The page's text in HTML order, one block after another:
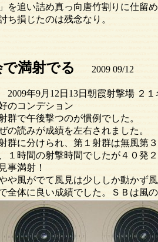
を追い詰め真っ向唐竹割りに仕留
ち損じたのは残念なり。
で満射でる 2009 09/12
年9月12日13日朝霞射撃場 ２１
コンデション
群で午後撃つのが慣例でした。
の読みが成績を左右されました。
群に分けられ、第１射群は無風第
１時間の射撃時間でしたが４０発
事満射！
や風がでて風見は少ししか動かず
全体に良い成績でした。ＳＢは風